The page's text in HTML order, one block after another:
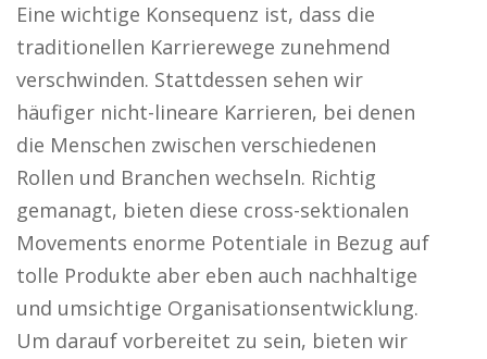
Eine wichtige Konsequenz ist, dass die
traditionellen Karrierewege zunehmend
verschwinden. Stattdessen sehen wir
häufiger nicht-lineare Karrieren, bei denen
die Menschen zwischen verschiedenen
Rollen und Branchen wechseln. Richtig
gemanagt, bieten diese cross-sektionalen
Movements enorme Potentiale in Bezug auf
tolle Produkte aber eben auch nachhaltige
und umsichtige Organisationsentwicklung.
Um darauf vorbereitet zu sein, bieten wir